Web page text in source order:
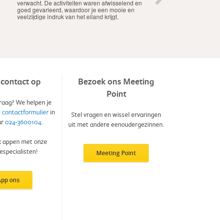
vriendjes en vriendinnetjes!
en weer op kunt
op
We helpen je
contactformulier in
024-3600104
appen met onze
ons
Bezoek ons Meeting
Point
Stel vragen en wissel ervaringen
uit met andere eenoudergezinnen.
Meeting Point